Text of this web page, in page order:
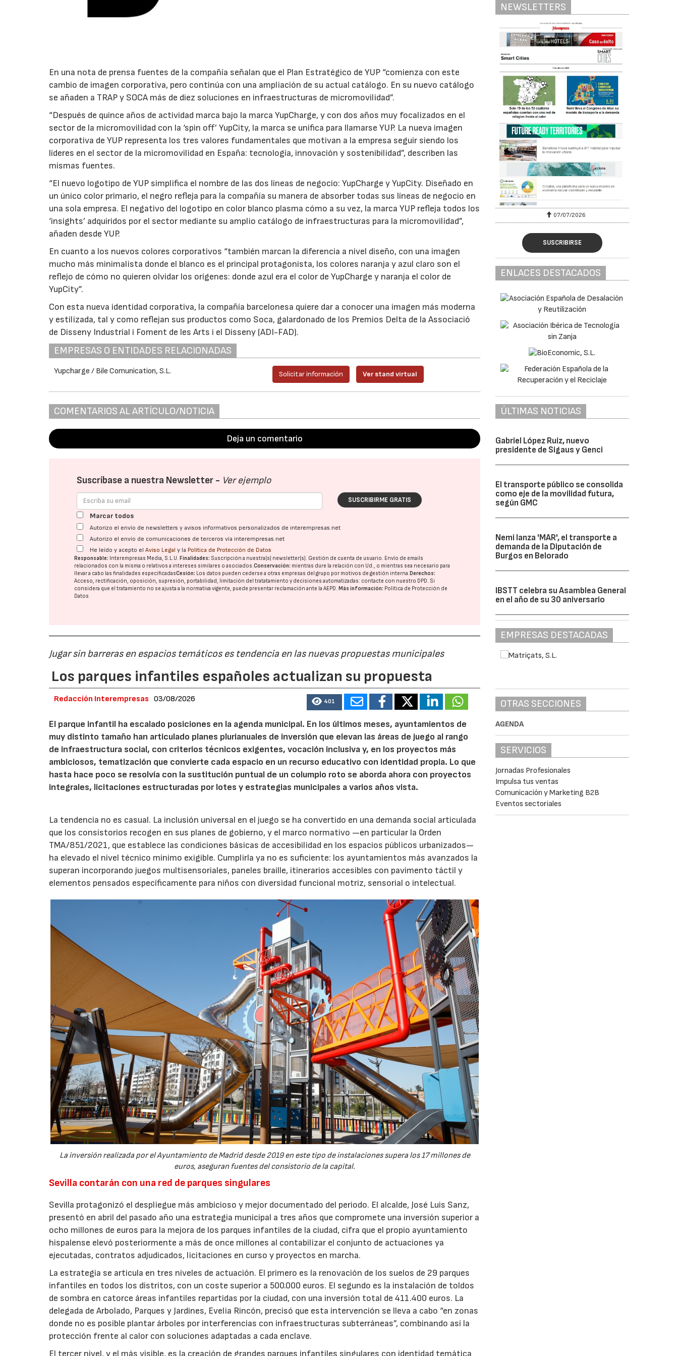
En una nota de prensa fuentes de la compañía señalan que el Plan Estratégico de YUP “comienza con este
cambio de imagen corporativa, pero continúa con una ampliación de su actual catálogo. En su nuevo catálogo
se añaden a TRAP y SOCA más de diez soluciones en infraestructuras de micromovilidad”.
“Después de quince años de actividad marca bajo la marca YupCharge, y con dos años muy focalizados en el
sector de la micromovilidad con la ‘spin off’ YupCity, la marca se unifica para llamarse YUP. La nueva imagen
corporativa de YUP representa los tres valores fundamentales que motivan a la empresa seguir siendo los
líderes en el sector de la micromovilidad en España: tecnología, innovación y sostenibilidad”, describen las
mismas fuentes.
“El nuevo logotipo de YUP simplifica el nombre de las dos líneas de negocio: YupCharge y YupCity. Diseñado en
un único color primario, el negro refleja para la compañía su manera de absorber todas sus líneas de negocio en
una sola empresa. El negativo del logotipo en color blanco plasma cómo a su vez, la marca YUP refleja todos los
‘insights’ adquiridos por el sector mediante su amplio catálogo de infraestructuras para la micromovilidad”,
añaden desde YUP.
En cuanto a los nuevos colores corporativos “también marcan la diferencia a nivel diseño, con una imagen
mucho más minimalista donde el blanco es el principal protagonista, los colores naranja y azul claro son el
reflejo de cómo no quieren olvidar los orígenes: donde azul era el color de YupCharge y naranja el color de
YupCity”.
Con esta nueva identidad corporativa, la compañía barcelonesa quiere dar a conocer una imagen más moderna
y estilizada, tal y como reflejan sus productos como Soca, galardonado de los Premios Delta de la Associació
de Disseny Industrial i Foment de les Arts i el Disseny (ADI-FAD).
EMPRESAS O ENTIDADES RELACIONADAS
Yupcharge / Bile Comunication, S.L. Solicitar información Ver stand virtual
COMENTARIOS AL ARTÍCULO/NOTICIA
Deja un comentario
Suscríbase a nuestra Newsletter - Ver ejemplo
SUSCRIBIRME GRATIS
Marcar todos
Autorizo el envío de newsletters y avisos informativos personalizados de interempresas.net
Autorizo el envío de comunicaciones de terceros vía interempresas.net
He leído y acepto elAviso Legal y la Política de Protección de Datos
Responsable: Interempresas Media, S.L.U.Finalidades: Suscripción a nuestra(s) newsletter(s). Gestión de cuenta de usuario. Envío de emails
relacionados con la misma o relativos a intereses similares o asociados.Conservación: mientras dure la relación con Ud., o mientras sea necesario para
llevar a cabo las finalidades especificadasCesión: Los datos pueden cederse a otras empresas del grupo por motivos de gestión interna.Derechos:
Acceso, rectificación, oposición, supresión, portabilidad, limitación del tratatamiento y decisiones automatizadas: contacte con nuestro DPD. Si
considera que el tratamiento no se ajusta a la normativa vigente, puede presentar reclamación ante laAEPD.Más información: Política de Protección de
Datos
Jugar sin barreras en espacios temáticos es tendencia en las nuevas propuestas municipales
Los parques infantiles españoles actualizan su propuesta
Redacción Interempresas 03/08/2026 401
El parque infantil ha escalado posiciones en la agenda municipal. En los últimos meses, ayuntamientos de
muy distinto tamaño han articulado planes plurianuales de inversión que elevan las áreas de juego al rango
de infraestructura social, con criterios técnicos exigentes, vocación inclusiva y, en los proyectos más
ambiciosos, tematización que convierte cada espacio en un recurso educativo con identidad propia. Lo que
hasta hace poco se resolvía con la sustitución puntual de un columpio roto se aborda ahora con proyectos
integrales, licitaciones estructuradas por lotes y estrategias municipales a varios años vista.
La tendencia no es casual. La inclusión universal en el juego se ha convertido en una demanda social articulada
que los consistorios recogen en sus planes de gobierno, y el marco normativo —en particular la Orden
TMA/851/2021, que establece las condiciones básicas de accesibilidad en los espacios públicos urbanizados—
ha elevado el nivel técnico mínimo exigible. Cumplirla ya no es suficiente: los ayuntamientos más avanzados la
superan incorporando juegos multisensoriales, paneles braille, itinerarios accesibles con pavimento táctil y
elementos pensados específicamente para niños con diversidad funcional motriz, sensorial o intelectual.
La inversión realizada por el Ayuntamiento de Madrid desde 2019 en este tipo de instalaciones supera los 17 millones de
euros, aseguran fuentes del consistorio de la capital.
Sevilla contarán con una red de parques singulares
Sevilla protagonizó el despliegue más ambicioso y mejor documentado del periodo. El alcalde, José Luis Sanz,
presentó en abril del pasado año una estrategia municipal a tres años que compromete una inversión superior a
ocho millones de euros para la mejora de los parques infantiles de la ciudad, cifra que el propio ayuntamiento
hispalense elevó posteriormente a más de once millones al contabilizar el conjunto de actuaciones ya
ejecutadas, contratos adjudicados, licitaciones en curso y proyectos en marcha.
La estrategia se articula en tres niveles de actuación. El primero es la renovación de los suelos de 29 parques
infantiles en todos los distritos, con un coste superior a 500.000 euros. El segundo es la instalación de toldos
de sombra en catorce áreas infantiles repartidas por la ciudad, con una inversión total de 411.400 euros. La
delegada de Arbolado, Parques y Jardines, Evelia Rincón, precisó que esta intervención se lleva a cabo “en zonas
donde no es posible plantar árboles por interferencias con infraestructuras subterráneas”, combinando así la
protección frente al calor con soluciones adaptadas a cada enclave.
El tercer nivel, y el más visible, es la creación de grandes parques infantiles singulares con identidad temática
NEWSLETTERS
21/07/2026 07/07/2026
SUSCRIBIRSE
ENLACES DESTACADOS
ÚLTIMAS NOTICIAS
Gabriel López Ruiz, nuevo
presidente de Sigaus y Genci
El transporte público se consolida
como eje de la movilidad futura,
según GMC
Nemi lanza 'MAR', el transporte a
demanda de la Diputación de
Burgos en Belorado
IBSTT celebra su Asamblea General
en el año de su 30 aniversario
EMPRESAS DESTACADAS
OTRAS SECCIONES
AGENDA
SERVICIOS
Jornadas Profesionales
Impulsa tus ventas
Comunicación y Marketing B2B
Eventos sectoriales